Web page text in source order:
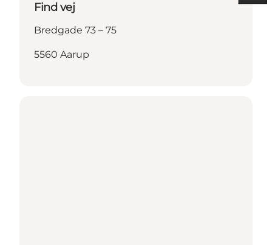
Find vej
Bredgade 73 – 75
5560 Aarup